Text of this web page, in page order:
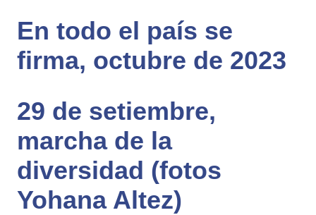
En todo el país se
firma, octubre de 2023
29 de setiembre,
marcha de la
diversidad (fotos
Yohana Altez)